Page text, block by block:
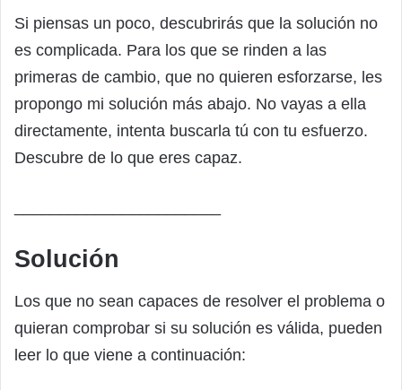
Si piensas un poco, descubrirás que la solución no
es complicada. Para los que se rinden a las
primeras de cambio, que no quieren esforzarse, les
propongo mi solución más abajo. No vayas a ella
directamente, intenta buscarla tú con tu esfuerzo.
Descubre de lo que eres capaz.
Solución
Los que no sean capaces de resolver el problema o
quieran comprobar si su solución es válida, pueden
leer lo que viene a continuación: